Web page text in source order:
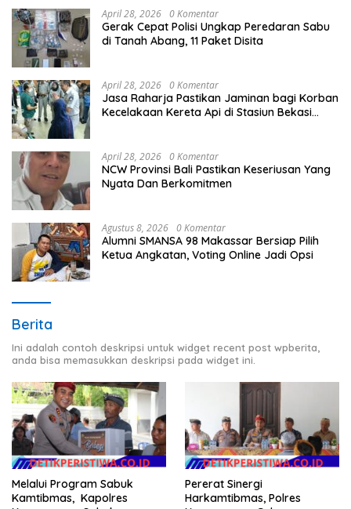
April 28, 2026 0 Komentar
Gerak Cepat Polisi Ungkap Peredaran Sabu
di Tanah Abang, 11 Paket Disita
April 28, 2026 0 Komentar
Jasa Raharja Pastikan Jaminan bagi Korban
Kecelakaan Kereta Api di Stasiun Bekasi
April 28, 2026 0 Komentar
NCW Provinsi Bali Pastikan Keseriusan Yang
Nyata Dan Berkomitmen
Agustus 8, 2026 0 Komentar
Alumni SMANSA 98 Makassar Bersiap Pilih
Ketua Angkatan, Voting Online Jadi Opsi
Berita
Ini adalah contoh deskripsi untuk widget recent post wpberita,
anda bisa memasukkan deskripsi pada widget ini.
Melalui Program Sabuk
Kamtibmas, Kapolres
Pererat Sinergi
Harkamtibmas, Polres